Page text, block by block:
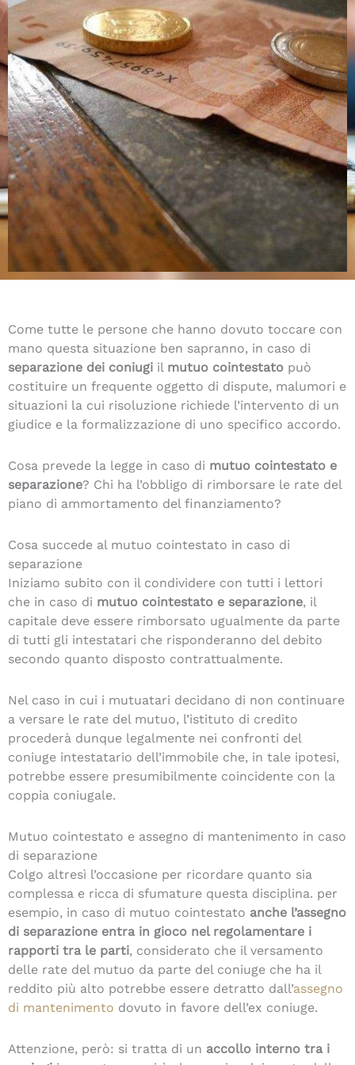
Come tutte le persone che hanno dovuto toccare con
mano questa situazione ben sapranno, in caso di
separazione dei coniugi il mutuo cointestato può
costituire un frequente oggetto di dispute, malumori e
situazioni la cui risoluzione richiede l’intervento di un
giudice e la formalizzazione di uno specifico accordo.
Cosa prevede la legge in caso di mutuo cointestato e
separazione? Chi ha l’obbligo di rimborsare le rate del
piano di ammortamento del finanziamento?
Cosa succede al mutuo cointestato in caso di
separazione
Iniziamo subito con il condividere con tutti i lettori
che in caso di mutuo cointestato e separazione, il
capitale deve essere rimborsato ugualmente da parte
di tutti gli intestatari che risponderanno del debito
secondo quanto disposto contrattualmente.
Nel caso in cui i mutuatari decidano di non continuare
a versare le rate del mutuo, l’istituto di credito
procederà dunque legalmente nei confronti del
coniuge intestatario dell’immobile che, in tale ipotesi,
potrebbe essere presumibilmente coincidente con la
coppia coniugale.
Mutuo cointestato e assegno di mantenimento in caso
di separazione
Colgo altresì l’occasione per ricordare quanto sia
complessa e ricca di sfumature questa disciplina. per
esempio, in caso di mutuo cointestato anche l’assegno
di separazione entra in gioco nel regolamentare i
rapporti tra le parti, considerato che il versamento
delle rate del mutuo da parte del coniuge che ha il
reddito più alto potrebbe essere detratto dall’assegno
di mantenimento dovuto in favore dell’ex coniuge.
Attenzione, però: si tratta di un accollo interno tra i